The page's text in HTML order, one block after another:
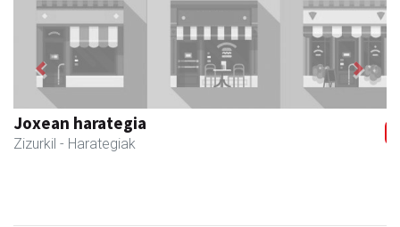
Zubimusu Ikastola
Zizurkil - Hezkuntza
Previous Next